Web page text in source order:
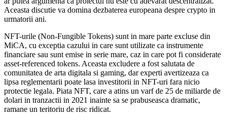
Aceasta discutie va domina dezbaterea europeana despre crypto in
urmatorii ani.
NFT-urile (Non-Fungible Tokens) sunt in mare parte excluse din
MiCA, cu exceptia cazului in care sunt utilizate ca instrumente
financiare sau sunt emise in serie mare, caz in care pot fi considerate
asset-referenced tokens. Aceasta excludere a fost salutata de
comunitatea de arta digitala si gaming, dar experti avertizeaza ca
lipsa reglementarii poate lasa investitorii in NFT-uri fara nicio
protectie legala. Piata NFT, care a atins un varf de 25 de miliarde de
dolari in tranzactii in 2021 inainte sa se prabuseasca dramatic,
ramane un teritoriu de risc ridicat.